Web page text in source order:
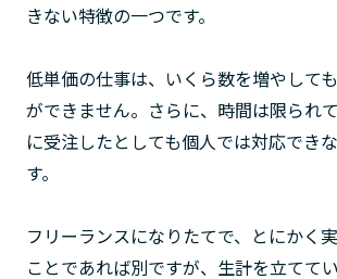
きない特徴の一つです。
低単価の仕事は、いくら数を増やして
ができません。さらに、時間は限られ
に受注したとしても個人では対応でき
す。
フリーランスになりたてで、とにかく
ことであれば別ですが、生計を立てて